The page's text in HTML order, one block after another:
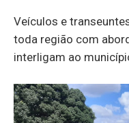
Veículos e
toda região com
interligam ao